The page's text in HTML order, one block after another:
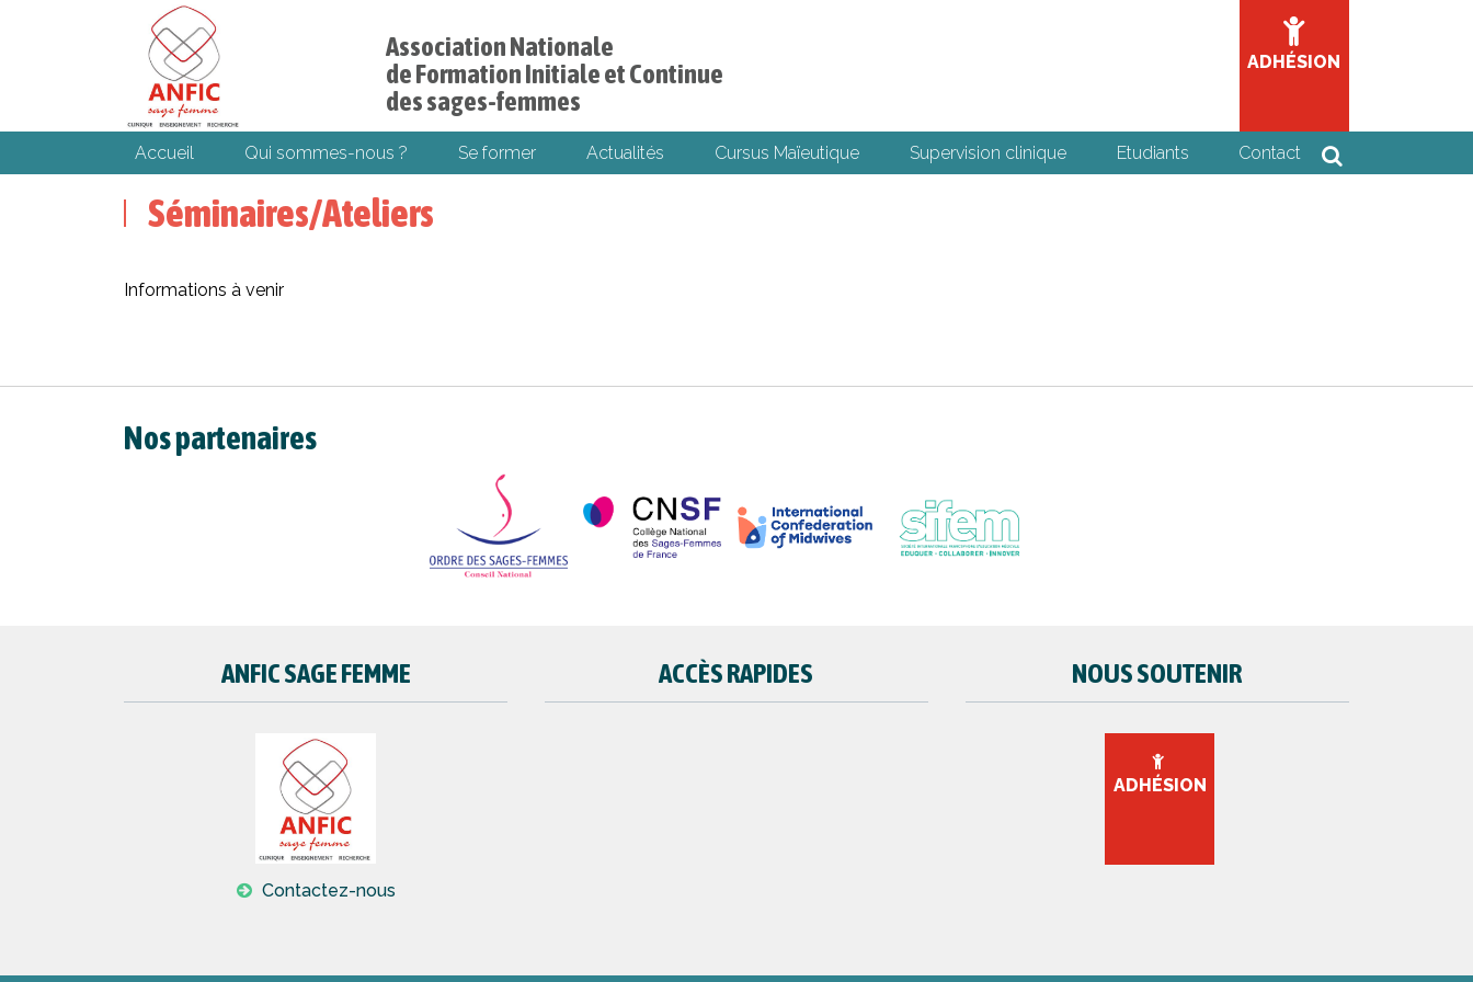
Association Nationale
de Formation Initiale et Continue
des sages-femmes
ADHÉSION
Accueil Qui sommes-nous ? Se former Actualités Cursus Maïeutique Supervision clinique Etudiants Contact
Séminaires/Ateliers
Informations à venir
Nos partenaires
ANFIC SAGE FEMME
Contactez-nous
ACCÈS RAPIDES NOUS SOUTENIR
ADHÉSION